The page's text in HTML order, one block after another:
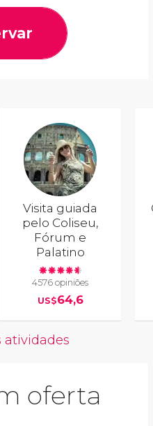
Visita guiada
pelo Coliseu,
Fórum e
Palatino
4576 opiniões
US$64,6
atividades
oferta